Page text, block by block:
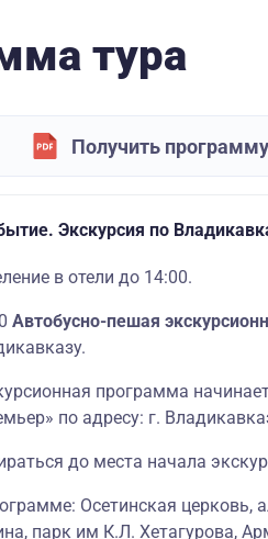
тура
Получить
Экскурсия по
в отели до 14:00.
Автобусно-пешая
программа
по адресу: г.
до места начала
Осетинская церковь,
парк им К.Л. Хетагурова,